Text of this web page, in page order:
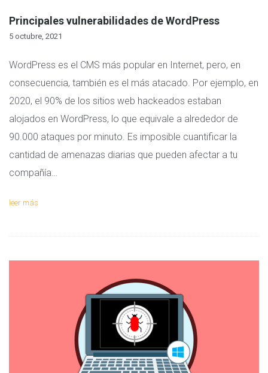
Principales vulnerabilidades de WordPress
5 octubre, 2021
WordPress es el CMS más popular en Internet, pero, en
consecuencia, también es el más atacado. Por ejemplo, en
2020, el 90% de los sitios web hackeados estaban
alojados en WordPress, lo que equivale a alrededor de
90.000 ataques por minuto. Es imposible cuantificar la
cantidad de amenazas diarias que pueden afectar a tu
compañía…
leer más